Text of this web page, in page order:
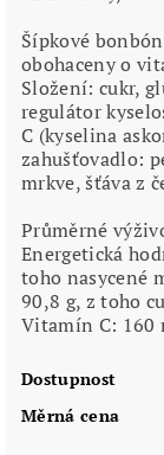
Šípkové
obohaceny o
Složení: cukr,
regulátor
C (kyselina
zahušťovadlo:
mrkve, šťáva z
Průměrné
Energetická
toho nasycené
90,8 g, z toho
Vitamín C: 160
Dostupnost
Měrná cena